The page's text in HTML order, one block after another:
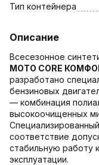
Тип контейнера
Описание
Всесезонное
MOTO CORE
разработано
бензиновых
— комбинация
высокоочищенных
соответствие
стабильную работу
эксплуатации.